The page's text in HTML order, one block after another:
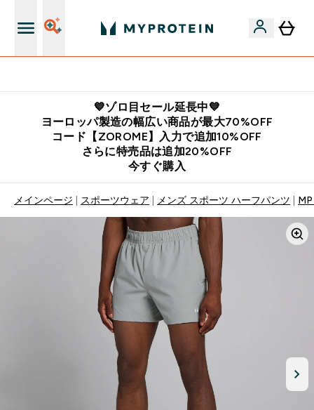
💙ゾロ目セール延長中💙
ヨーロッパ製造の幅広い商品が最大70%OFF
コード【ZOROME】入力で追加10%OFF
さらに特売品は追加20%OFF
今すぐ購入
メインページ スポーツウェア メンズ スポーツ ハーフパンツ